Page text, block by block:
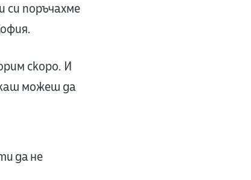
си поръчахме
скоро. И
можеш да
да не